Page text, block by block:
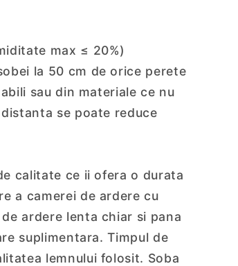
max ≤ 20%)
la 50 cm de orice perete
sau din materiale ce nu
se poate reduce
calitate ce ii ofera o durata
a camerei de ardere cu
ardere lenta chiar si pana
suplimentara. Timpul de
lemnului folosit. Soba